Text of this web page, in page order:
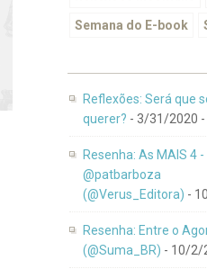
Semana do E-book
Reflexões: Será que
querer? - 3/31/2020
Resenha: As MAIS 4
@patbarboza
(@Verus_Editora) -
Resenha: Entre o
(@Suma_BR) - 10/2/